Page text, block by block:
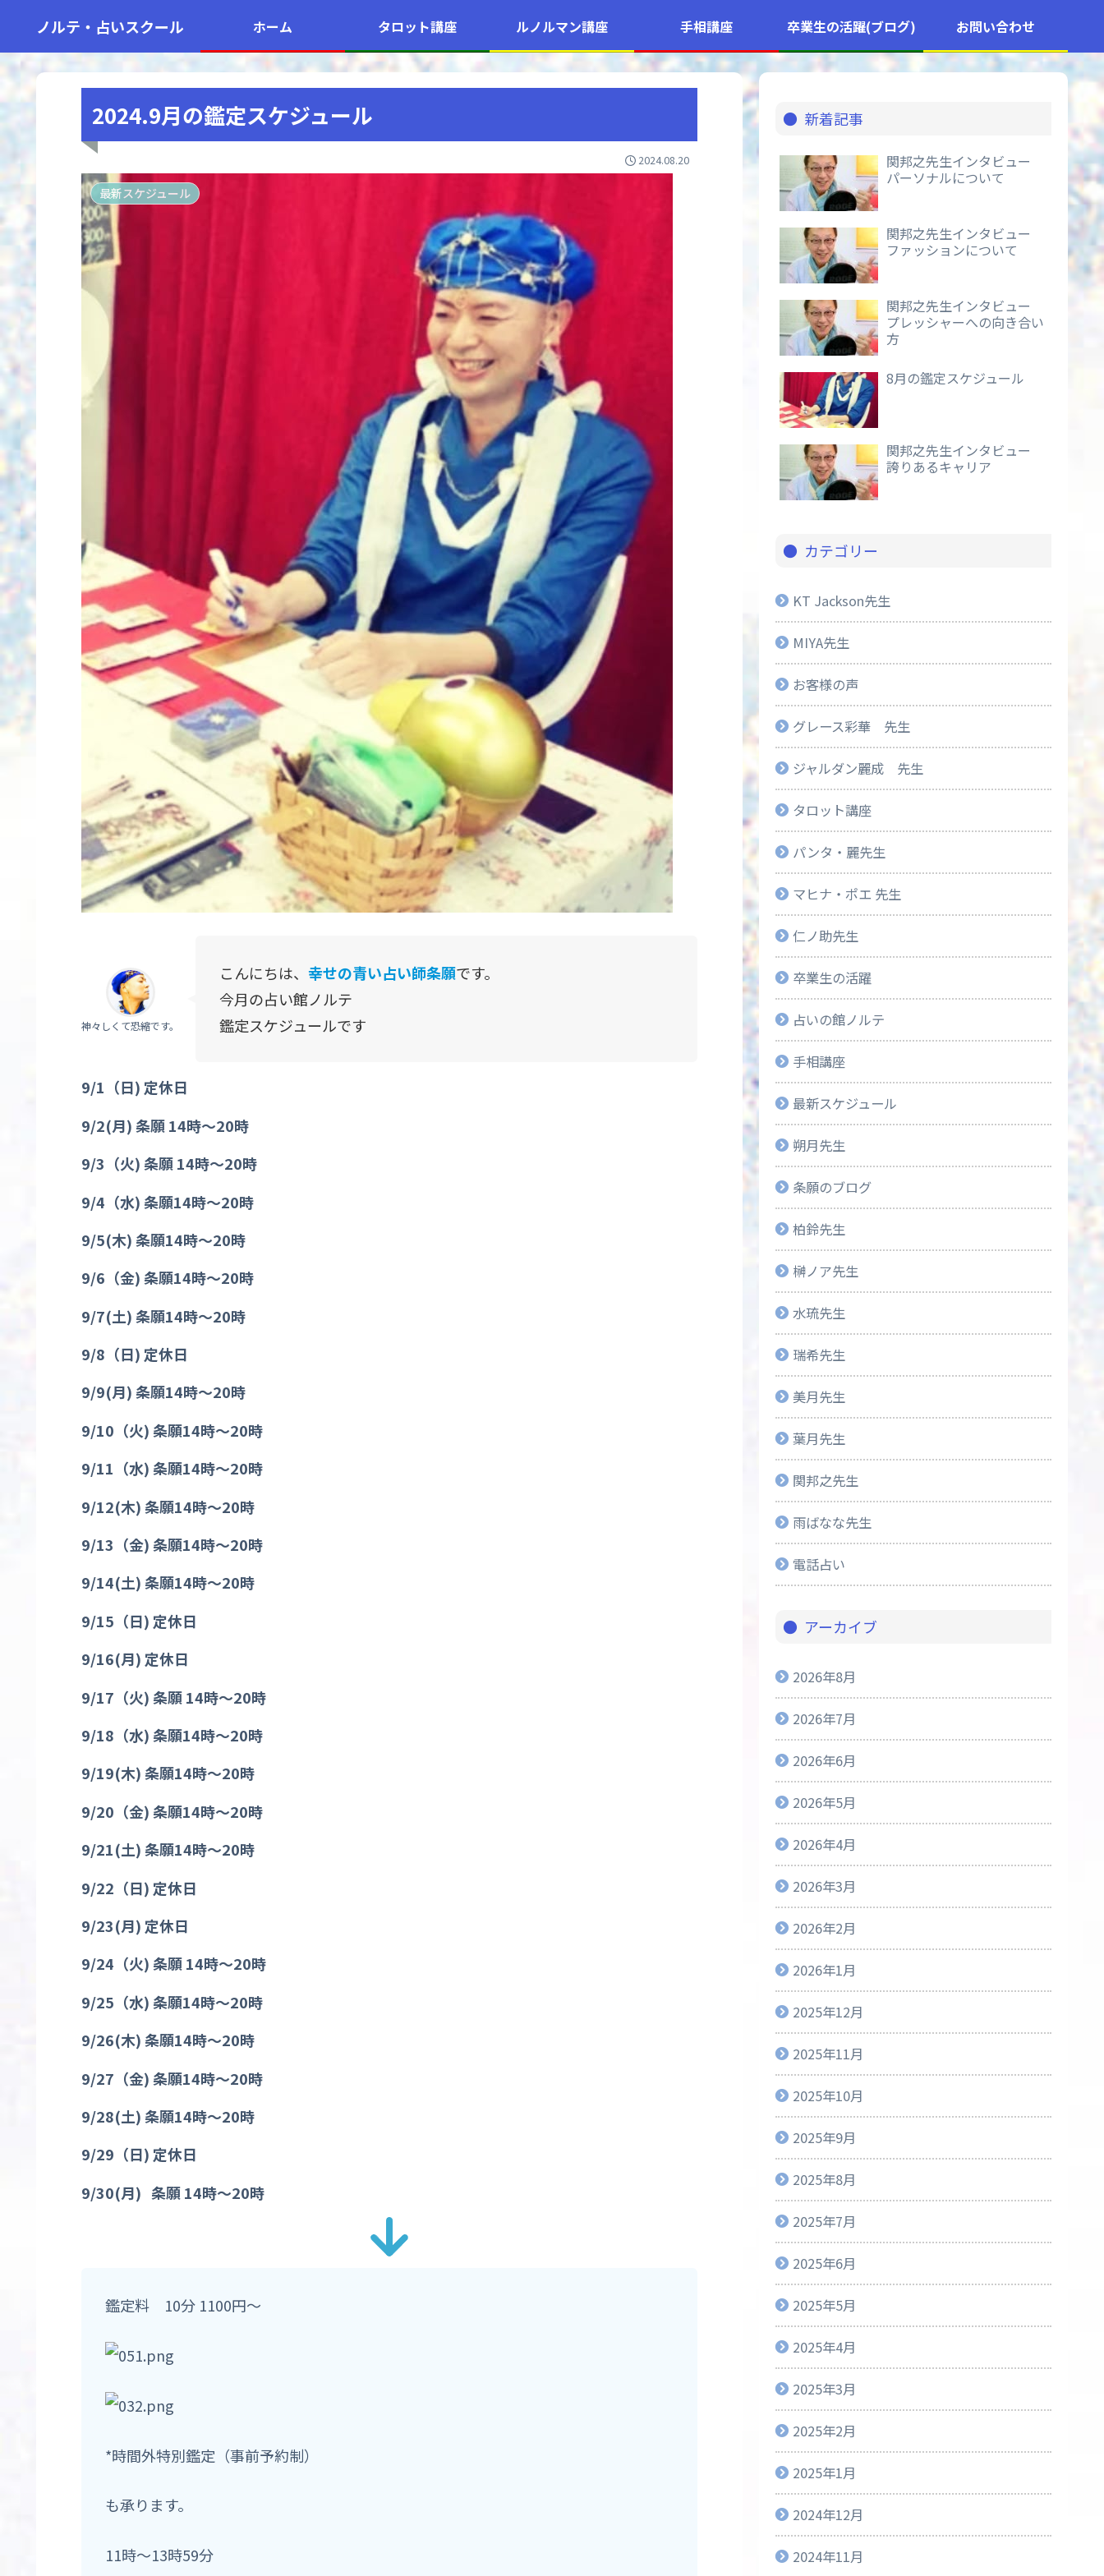
ノルテ・占いスクール ホーム タロット講座 ルノルマン講座 手相講座 卒業生の活躍(ブログ) お問い合わせ
2024.9月の鑑定スケジュール
2024.08.20
最新スケジュール
神々しくて恐縮です。
こんにちは、 幸せの青い占い師条願です。
今月の占い館ノルテ
鑑定スケジュールです
9/1 （日) 定休日
9/2(月) 条願14時〜20時
9/3 （火) 条願14時〜20時
9/4 （水) 条願14時〜20時
9/5(木) 条願14時〜20時
9/6 （金)条願14時〜20時
9/7(土) 条願14時〜20時
9/8 （日) 定休日
9/9(月)条願14時〜20時
9/10 （火) 条願14時〜20時
9/11 （水)条願14時〜20時
9/12(木) 条願14時〜20時
9/13 （金) 条願14時〜20時
9/14(土)条願14時〜20時
9/15 （日) 定休日
9/16(月) 定休日
9/17 （火) 条願14時〜20時
9/18 （水) 条願14時〜20時
9/19(木)条願14時〜20時
9/20 （金) 条願14時〜20時
9/21(土) 条願14時〜20時
9/22 （日) 定休日
9/23(月) 定休日
9/24 （火)条願14時〜20時
9/25 （水) 条願14時〜20時
9/26(木) 条願14時〜20時
9/27 （金) 条願14時〜20時
9/28(土) 条願14時〜20時
9/29 （日) 定休日
9/30(月) 条願14時〜20時
鑑定料 10分 1100円〜
*時間外特別鑑定（事前予約制）
も承ります。
11時〜13時59分
新着記事
関邦之先生インタビュー
パーソナルについて
関邦之先生インタビュー
ファッションについて
関邦之先生インタビュー
プレッシャーへの向き合い
方
8月の鑑定スケジュール
関邦之先生インタビュー
誇りあるキャリア
カテゴリー
KT Jackson先生
MIYA先生
お客様の声
グレース彩華 先生
ジャルダン麗成 先生
タロット講座
パンタ・麗先生
マヒナ・ポエ 先生
仁ノ助先生
卒業生の活躍
占いの館ノルテ
手相講座
最新スケジュール
朔月先生
条願のブログ
柏鈴先生
榊ノア先生
水琉先生
瑞希先生
美月先生
葉月先生
関邦之先生
雨ばなな先生
電話占い
アーカイブ
2026年8月
2026年7月
2026年6月
2026年5月
2026年4月
2026年3月
2026年2月
2026年1月
2025年12月
2025年11月
2025年10月
2025年9月
2025年8月
2025年7月
2025年6月
2025年5月
2025年4月
2025年3月
2025年2月
2025年1月
2024年12月
2024年11月